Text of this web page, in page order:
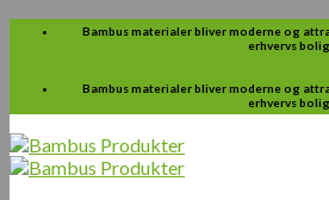
Skip
Bambus materialer bliver moderne og
erhvervs
Bambus materialer bliver moderne og
erhvervs